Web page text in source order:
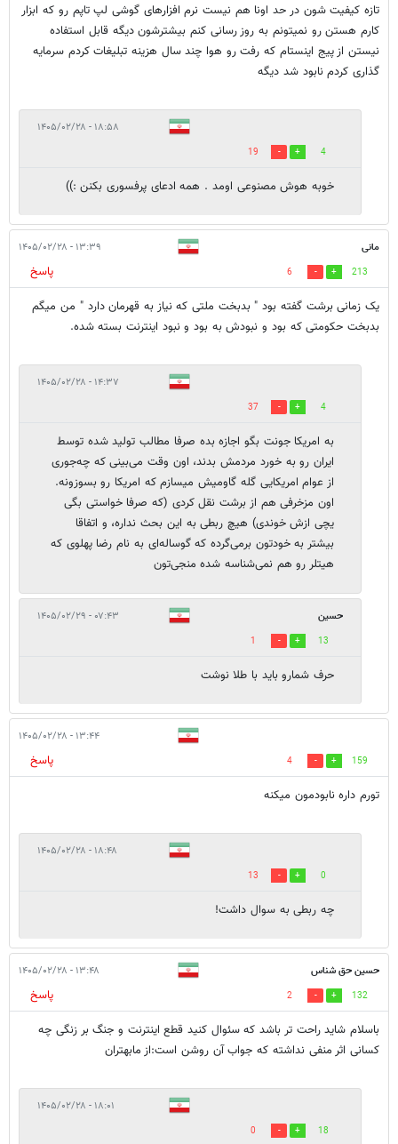
تازه کیفیت شون در حد اونا هم نیست نرم افزارهای گوشی لپ تاپم رو که ابزار
کارم هستن رو نمیتونم به روز رسانی کنم بیشترشون دیگه قابل استفاده
نیستن از پیج اینستام که رفت رو هوا چند سال هزینه تبلیغات کردم سرمایه
گذاری کردم نابود شد دیگه
۱۸:۵۸ - ۱۴۰۵/۰۲/۲۸
4
19
خوبه هوش مصنوعی اومد . همه ادعای پرفسوری بکنن :))
مانی ۱۳:۳۹ - ۱۴۰۵/۰۲/۲۸
213
6
پاسخ
یک زمانی برشت گفته بود " بدبخت ملتی که نیاز به قهرمان دارد " من میگم
بدبخت حکومتی که بود و نبودش به بود و نبود اینترنت بسته شده.
۱۴:۳۷ - ۱۴۰۵/۰۲/۲۸
4
37
به امریکا جونت بگو اجازه بده صرفا مطالب تولید شده توسط
ایران رو به خورد مردمش بدند، اون وقت می‌بینی که چه‌جوری
از عوام امریکایی گله گاومیش میسازم که امریکا رو بسوزونه.
اون مزخرفی هم از برشت نقل کردی (که صرفا خواستی بگی
یچی ازش خوندی) هیچ ربطی به این بحث نداره، و اتفاقا
بیشتر به خودتون برمی‌گرده که گوساله‌ای به نام رضا پهلوی که
هیتلر رو هم نمی‌شناسه شده منجی‌تون
حسین ۰۷:۴۳ - ۱۴۰۵/۰۲/۲۹
13
1
حرف شمارو باید با طلا نوشت
۱۳:۴۴ - ۱۴۰۵/۰۲/۲۸
159
4
پاسخ
تورم داره نابودمون میکنه
۱۸:۴۸ - ۱۴۰۵/۰۲/۲۸
0
13
چه ربطی به سوال داشت!
حسین حق شناس ۱۳:۴۸ - ۱۴۰۵/۰۲/۲۸
132
2
پاسخ
باسلام شاید راحت تر باشد که سئوال کنید قطع اینترنت و جنگ بر زنگی چه
کسانی اثر منفی نداشته که جواب آن روشن است:از مابهتران
۱۸:۰۱ - ۱۴۰۵/۰۲/۲۸
18
0